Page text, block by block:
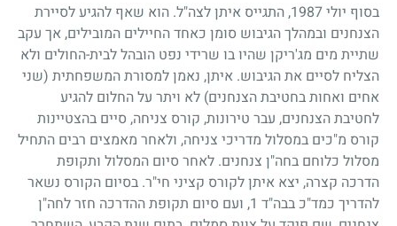
בסוף יולי1987, התגייס איתן לצה"ל. הוא שאף להגיע לסיירת
הצנחנים ובמהלך הגיבוש סומן כאחד החיילים המובילים, אך עקב
שתיית מים מג'ריקן שהיו בו שרידי נפט הובהל לבית-החולים ולא
הצליח לסיים את הגיבוש. איתן, נאמן למסורת המשפחתית (שני
אחים ואחות בחטיבת הצנחנים) לא ויתר על החלום להגיע
לחטיבת הצנחנים, עבר טירונות, קורס צניחה, סיים בהצטיינות
קורס מ"כים במסלול מדריכי צניחה, ולאחר מאמצים רבים התחיל
מסלול כלוחם בחה"ן צנחנים. לאחר סיום המסלול ותקופת
הדרכה קצרה, יצא איתן לקורס קציני חי"ר. בסיום הקורס נשאר
להדריך כמד"כ בבה"ד 1, ועם סיום תקופת ההדרכה חזר לחה"ן